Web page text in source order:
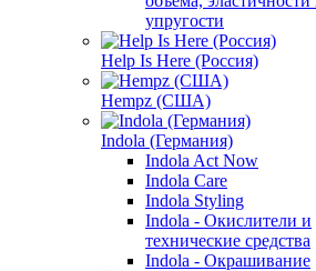
упругости
Help Is Here (Россия)
Hempz (США)
Indola (Германия)
Indola Act Now
Indola Care
Indola Styling
Indola - Окислители и
технические средства
Indola - Окрашивание